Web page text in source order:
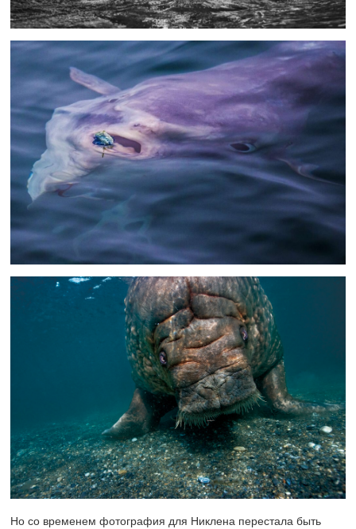
Но со временем фотография для Никлена перестала быть